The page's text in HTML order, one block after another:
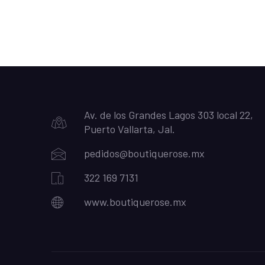
Av. de los Grandes Lagos 303 local 22,
Puerto Vallarta, Jal.
pedidos@boutiquerose.mx
322 169 7131
www.boutiquerose.mx